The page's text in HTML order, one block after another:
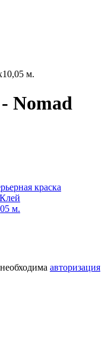
м.
Nomad
краска
Клей
авторизация